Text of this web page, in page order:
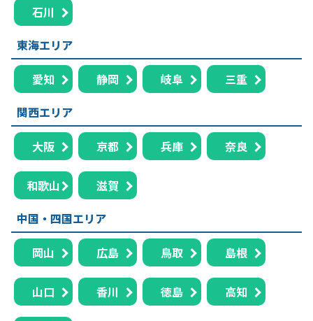
石川
東海エリア
愛知 静岡 岐阜
三重
関西エリア
大阪 京都 兵庫 奈良
和歌山
滋賀
中国・四国エリア
岡山 広島 鳥取 島根
山口 香川 徳島 高知